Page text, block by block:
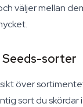
väljer mellan
Seeds-sorter
över
sort du skördar